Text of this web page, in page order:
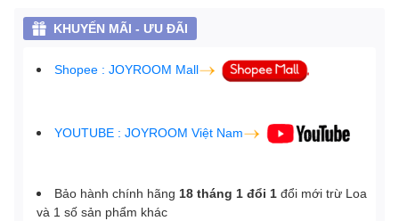
KHUYẾN MÃI - ƯU ĐÃI
Shopee : JOYROOM Mall
YOUTUBE : JOYROOM Việt Nam
Bảo hành chính hãng 18 tháng 1 đổi 1 đổi mới trừ Loa
và 1 số sản phẩm khác